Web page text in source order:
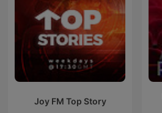
Joy FM Top Story